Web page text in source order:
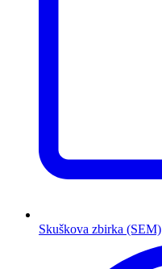
Skuškova zbirka (SEM)